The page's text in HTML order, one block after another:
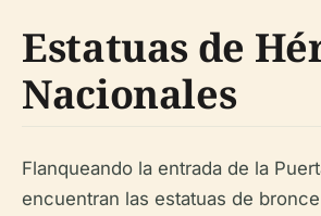
Estatuas de
Nacionales
Flanqueando la entrada de la
encuentran las estatuas de